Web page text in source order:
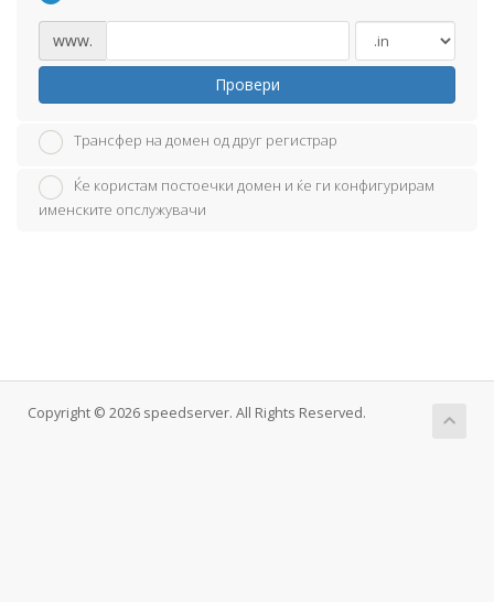
www.
Провери
Трансфер на домен од друг регистрар
Ќе користам постоечки домен и ќе ги конфигурирам
именските опслужувачи
Copyright © 2026 speedserver. All Rights Reserved.